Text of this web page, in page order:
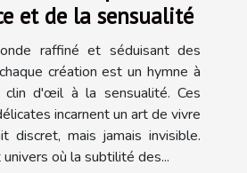
et de la sensualité
raffiné et séduisant des
création est un hymne à
clin d'œil à la sensualité. Ces
incarnent un art de vivre
discret, mais jamais invisible.
où la subtilité des...